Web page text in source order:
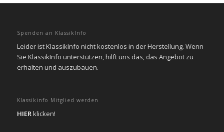
Spenden an KlassikInfo
Leider ist KlassikInfo nicht kostenlos in der Herstellung. Wenn
Sie KlassikInfo unterstützen, hilft uns das, das Angebot zu
erhalten und auszubauen.
Klassikinfo Mitglied werden
HIERklicken!